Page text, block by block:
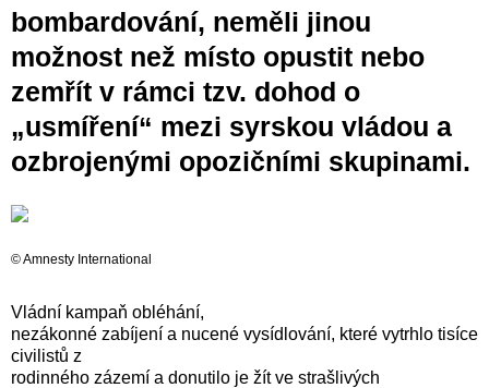
bombardování, neměli jinou
možnost než místo opustit nebo
zemřít v rámci tzv. dohod o
„usmíření“ mezi syrskou vládou a
ozbrojenými opozičními skupinami.
© Amnesty International
Vládní kampaň obléhání,
nezákonné zabíjení a nucené vysídlování, které vytrhlo tisíce
civilistů z
rodinného zázemí a donutilo je žít ve strašlivých